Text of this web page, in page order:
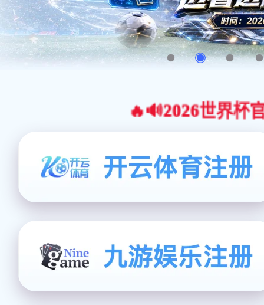
🔥🔊2026世界杯官网合